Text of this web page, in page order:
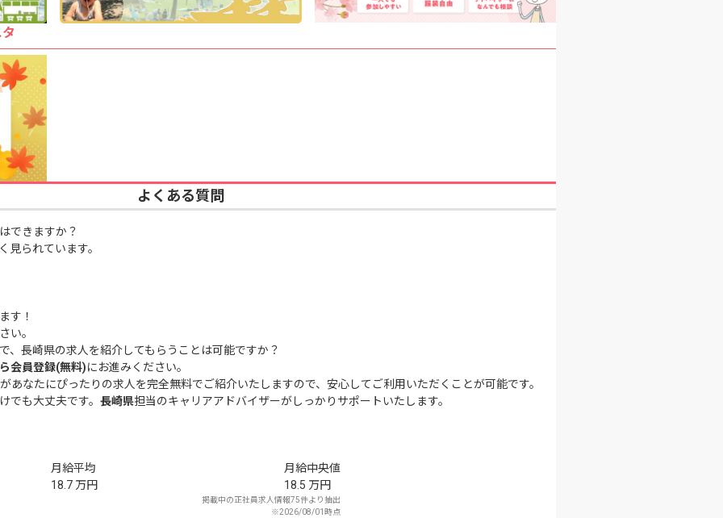
よくある質問
できますか？
見られています。
す！
い。
、長崎県の求人を紹介してもらうことは可能ですか？
会員登録(無料)にお進みください。
あなたにぴったりの求人を完全無料でご紹介いたしますので、安心してご利用いただくことが可能です。
でも大丈夫です。 長崎県担当のキャリアアドバイザーがしっかりサポートいたします。
月給平均
18.7 万円
月給中央値
18.5 万円
掲載中の正社員求人情報75件より抽出
※2026/08/01時点